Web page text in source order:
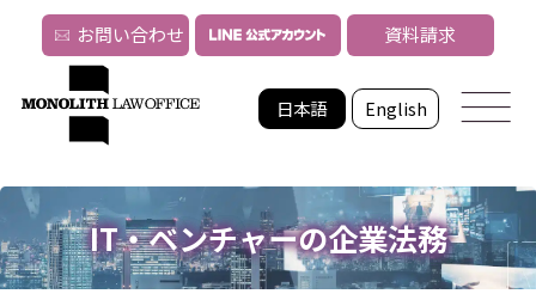
日本語 English
お問い合わせ 資料請求
IT・ベンチャーの企業法務